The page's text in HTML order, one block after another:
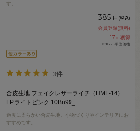
す。
385 円 (税込)
会員登録(無料)
17pt獲得
※10cm単位価格
3件
合皮生地 フェイクレザーライチ（HMF-14）
LP.ライトピンク 10Bn99_
適度に柔らかい合皮生地。小物づくりやインテリアにお
すすめです。